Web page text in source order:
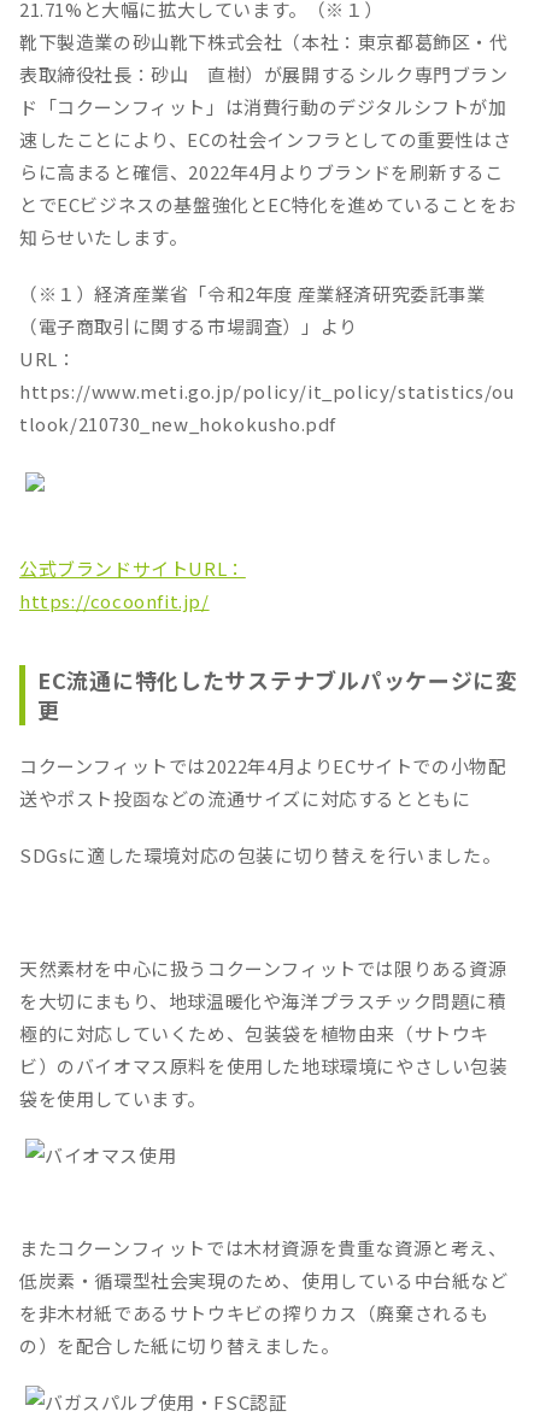
21.71%と大幅に拡大しています。（※１）
靴下製造業の砂山靴下株式会社（本社：東京都葛飾区・代
表取締役社長：砂山 直樹）が展開するシルク専門ブラン
ド「コクーンフィット」は消費行動のデジタルシフトが加
速したことにより、ECの社会インフラとしての重要性はさ
らに高まると確信、2022年4月よりブランドを刷新するこ
とでECビジネスの基盤強化とEC特化を進めていることをお
知らせいたします。
（※１）経済産業省「令和2年度 産業経済研究委託事業
（電子商取引に関する市場調査）」より
URL：
https://www.meti.go.jp/policy/it_policy/statistics/ou
tlook/210730_new_hokokusho.pdf
公式ブランドサイトURL：
https://cocoonfit.jp/
EC流通に特化したサステナブルパッケージに変
更
コクーンフィットでは2022年4月よりECサイトでの小物配
送やポスト投函などの流通サイズに対応するとともに
SDGsに適した環境対応の包装に切り替えを行いました。
天然素材を中心に扱うコクーンフィットでは限りある資源
を大切にまもり、地球温暖化や海洋プラスチック問題に積
極的に対応していくため、包装袋を植物由来（サトウキ
ビ）のバイオマス原料を使用した地球環境にやさしい包装
袋を使用しています。
またコクーンフィットでは木材資源を貴重な資源と考え、
低炭素・循環型社会実現のため、使用している中台紙など
を非木材紙であるサトウキビの搾りカス（廃棄されるも
の）を配合した紙に切り替えました。